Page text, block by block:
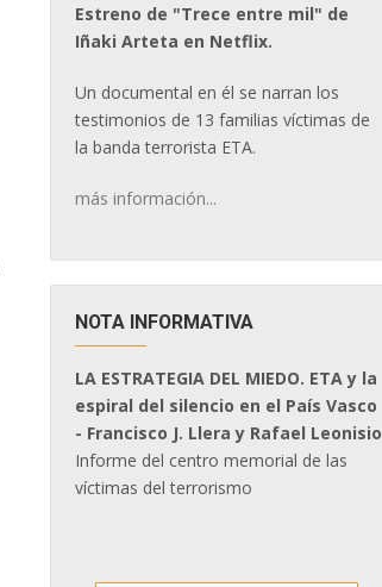
Estreno de "Trece entre mil" de
Iñaki Arteta en Netflix.
Un documental en él se narran los
testimonios de 13 familias víctimas de
la banda terrorista ETA.
más información...
NOTA INFORMATIVA
LA ESTRATEGIA DEL MIEDO. ETA y la
espiral del silencio en el País Vasco
- Francisco J. Llera y Rafael Leonisio
Informe del centro memorial de las
víctimas del terrorismo